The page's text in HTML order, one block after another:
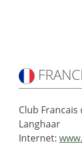
Club
Langhaar
Internet: